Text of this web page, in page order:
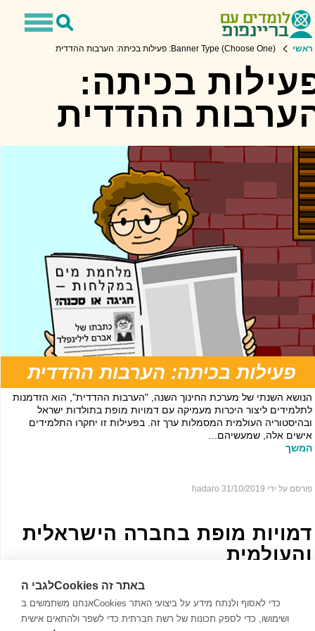
Toggle
Toggle
ראשי Banner Type (Choose One): פעילות בכיתה: הערבות ההדדית
בכיתה:
ההדדית
פעילות בכיתה: הערבות ההדדית
דמויות מופת בחברה הישראלית
והעולמית
פורסם על ידי hadaro 31/10/2019
הנושא השנתי של מערכת החינוך השנה, "הערבות ההדדית", הוא הזדמנות
לתלמידים ליצור היכרות מעמיקה עם דמויות מופת בתולדות ישראל
ובהיסטוריה העולמית המסמלות ערך זה. בפעילות זו יחקרו התלמידים
אישים אלה, שמעשיהם...
המשך
לגבי הCookies באתר זה
אנחנו משתמשים בCookies כדי לאסוף ולנתח מידע על ביצועי האתר
ושימושו, כדי לספק תכונות של רשת חברתית כדי לשפר ולהתאים אישית